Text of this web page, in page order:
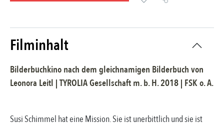
Filminhalt
Bilderbuchkino nach dem gleichnamigen Bilderbuch von
Leonora Leitl | TYROLIA Gesellschaft m. b. H.2018 | FSKo. A.
Susi Schimmel hat eine Mission. Sie ist unerbittlich und sie ist